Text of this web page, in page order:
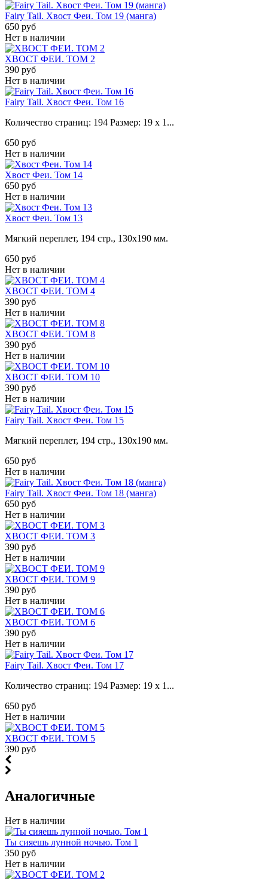
Fairy Tail. Хвост Феи. Том 19 (манга)
650 руб
Нет в наличии
ХВОСТ ФЕИ. ТОМ 2
390 руб
Нет в наличии
Fairy Tail. Хвост Феи. Том 16
Количество страниц: 194 Размер: 19 x 1...
650 руб
Нет в наличии
Хвост Феи. Том 14
650 руб
Нет в наличии
Хвост Феи. Том 13
Мягкий переплет, 194 стр., 130х190 мм.
650 руб
Нет в наличии
ХВОСТ ФЕИ. ТОМ 4
390 руб
Нет в наличии
ХВОСТ ФЕИ. ТОМ 8
390 руб
Нет в наличии
ХВОСТ ФЕИ. ТОМ 10
390 руб
Нет в наличии
Fairy Tail. Хвост Феи. Том 15
Мягкий переплет, 194 стр., 130х190 мм.
650 руб
Нет в наличии
Fairy Tail. Хвост Феи. Том 18 (манга)
650 руб
Нет в наличии
ХВОСТ ФЕИ. ТОМ 3
390 руб
Нет в наличии
ХВОСТ ФЕИ. ТОМ 9
390 руб
Нет в наличии
ХВОСТ ФЕИ. ТОМ 6
390 руб
Нет в наличии
Fairy Tail. Хвост Феи. Том 17
Количество страниц: 194 Размер: 19 x 1...
650 руб
Нет в наличии
ХВОСТ ФЕИ. ТОМ 5
390 руб
Аналогичные
Нет в наличии
Ты сияешь лунной ночью. Том 1
350 руб
Нет в наличии